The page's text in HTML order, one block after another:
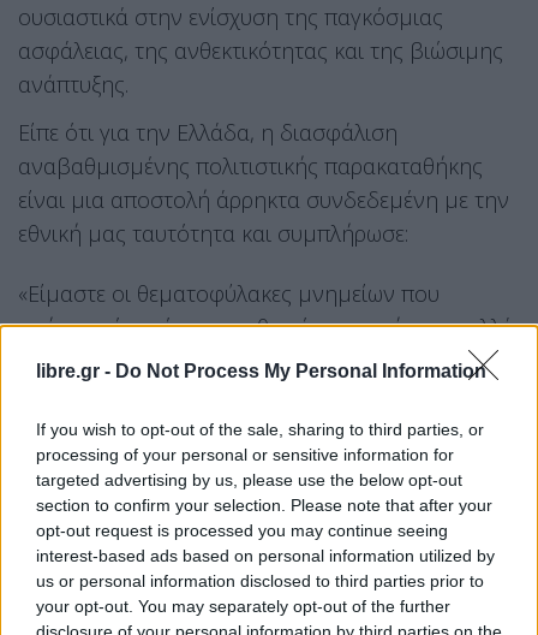
libre.gr - Do Not Process My Personal Information
If you wish to opt-out of the sale, sharing to third parties, or
processing of your personal or sensitive information for
targeted advertising by us, please use the below opt-out
section to confirm your selection. Please note that after your
opt-out request is processed you may continue seeing
interest-based ads based on personal information utilized by
us or personal information disclosed to third parties prior to
your opt-out. You may separately opt-out of the further
disclosure of your personal information by third parties on the
ουσιαστικά στην ενίσχυση της παγκόσμιας
ασφάλειας, της ανθεκτικότητας και της βιώσιμης
ανάπτυξης.
Είπε ότι για την Ελλάδα, η διασφάλιση
αναβαθμισμένης πολιτιστικής παρακαταθήκης
είναι μια αποστολή άρρηκτα συνδεδεμένη με την
εθνική μας ταυτότητα και συμπλήρωσε:
«Είμαστε οι θεματοφύλακες μνημείων που
ανήκουν όχι μόνο στο εθνικό μας αφήγημα, αλλά
και στην κοινή ιστορία της ανθρωπότητας. Εδώ,
Ερέχθειο, ο ναός της Αθηνάς Νίκης, δεν
αποτελούν απλώς σύμβολα της αρχαίας Ελλάδας.
Είναι σύμβολα της οικουμενικής επιδίωξης του
ωραίου, του αρμονικού και των δημοκρατικών
ιδεωδών. Είναι ο τόπος όπου γεννήθηκε ο “λόγος”,
η έννοια της ορθολογικής σκέψης, ως στοιχείο της